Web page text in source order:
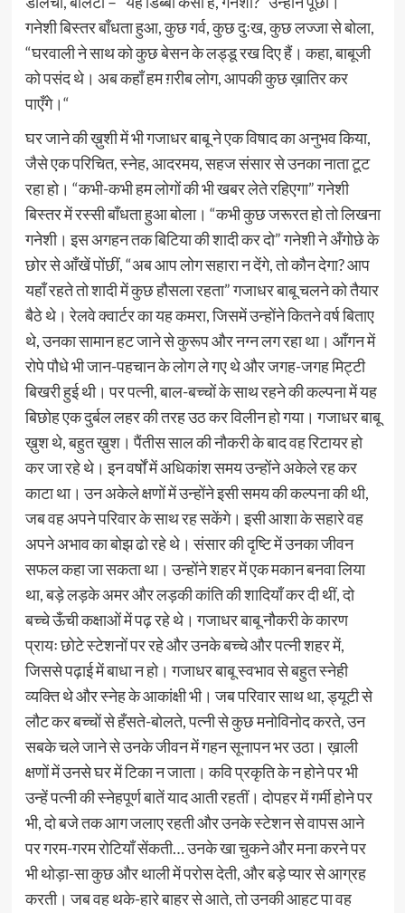
गनेशी बिस्तर बाँधता हुआ, कुछ गर्व, कुछ दुःख, कुछ लज्जा से बोला,
“घरवाली ने साथ को कुछ बेसन के लड्डू रख दिए हैं। कहा, बाबूजी
को पसंद थे। अब कहाँ हम ग़रीब लोग, आपकी कुछ ख़ातिर कर
पाएँगे।“
घर जाने की ख़ुशी में भी गजाधर बाबू ने एक विषाद का अनुभव किया,
जैसे एक परिचित, स्‍नेह, आदरमय, सहज संसार से उनका नाता टूट
रहा हो। “कभी-कभी हम लोगों की भी खबर लेते रहिएगा” गनेशी
बिस्‍तर में रस्‍सी बाँधता हुआ बोला। “कभी कुछ जरूरत हो तो लिखना
गनेशी। इस अगहन तक बिटिया की शादी कर दो” गनेशी ने अँगोछे के
छोर से आँखें पोंछीं, “अब आप लोग सहारा न देंगे, तो कौन देगा? आप
यहाँ रहते तो शादी में कुछ हौसला रहता” गजाधर बाबू चलने को तैयार
बैठे थे। रेलवे क्‍वार्टर का यह कमरा, जिसमें उन्‍होंने कितने वर्ष बिताए
थे, उनका सामान हट जाने से कुरूप और नग्‍न लग रहा था। आँगन में
रोपे पौधे भी जान-पहचान के लोग ले गए थे और जगह-जगह मिट्टी
बिखरी हुई थी। पर पत्नी, बाल-बच्‍चों के साथ रहने की कल्‍पना में यह
बिछोह एक दुर्बल लहर की तरह उठ कर विलीन हो गया। गजाधर बाबू
ख़ुश थे, बहुत ख़ुश। पैंतीस साल की नौकरी के बाद वह रिटायर हो
कर जा रहे थे। इन वर्षों में अधिकांश समय उन्‍होंने अकेले रह कर
काटा था। उन अकेले क्षणों में उन्‍होंने इसी समय की कल्‍पना की थी,
जब वह अपने परिवार के साथ रह सकेंगे। इसी आशा के सहारे वह
अपने अभाव का बोझ ढो रहे थे। संसार की दृष्टि में उनका जीवन
सफल कहा जा सकता था। उन्‍होंने शहर में एक मकान बनवा लिया
था, बड़े लड़के अमर और लड़की कांति की शादियाँ कर दी थीं, दो
बच्‍चे ऊँची कक्षाओं में पढ़ रहे थे। गजाधर बाबू नौकरी के कारण
प्रायः छोटे स्‍टेशनों पर रहे और उनके बच्‍चे और पत्‍नी शहर में,
जिससे पढ़ाई में बाधा न हो। गजाधर बाबू स्‍वभाव से बहुत स्‍नेही
व्‍यक्ति थे और स्‍नेह के आकांक्षी भी। जब परिवार साथ था, ड्यूटी से
लौट कर बच्‍चों से हँसते-बोलते, पत्‍नी से कुछ मनोविनोद करते, उन
सबके चले जाने से उनके जीवन में गहन सूनापन भर उठा। ख़ाली
क्षणों में उनसे घर में टिका न जाता। कवि प्रकृति के न होने पर भी
उन्‍हें पत्‍नी की स्‍नेहपूर्ण बातें याद आती रहतीं। दोपहर में गर्मी होने पर
भी, दो बजे तक आग जलाए रहती और उनके स्‍टेशन से वापस आने
पर गरम-गरम रोटियाँ सेंकती… उनके खा चुकने और मना करने पर
भी थोड़ा-सा कुछ और थाली में परोस देती, और बड़े प्‍यार से आग्रह
करती। जब वह थके-हारे बाहर से आते, तो उनकी आहट पा वह